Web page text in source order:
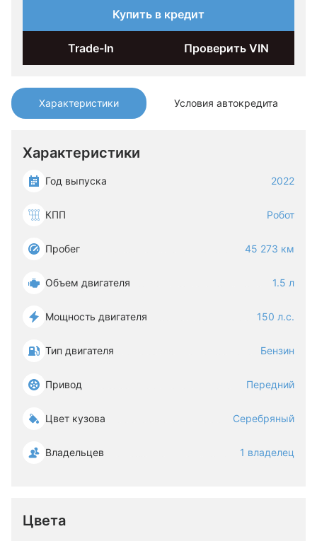
Характеристики Условия автокредита
Характеристики
Год выпуска 2022
КПП Робот
Пробег 45 273 км
Объем двигателя 1.5 л
Мощность двигателя 150 л.с.
Тип двигателя Бензин
Привод Передний
Цвет кузова Серебряный
Владельцев 1 владелец
Цвета
Купить в кредит
Trade-In Проверить VIN